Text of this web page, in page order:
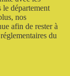
le département
nos
afin de rester à
du